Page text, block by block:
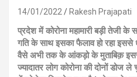
14/01/2022 Rakesh Prajapati
प्रदेश में कोरोना महामारी बड़ी तेजी
गति के साथ इसका फैलाव हो रहा इससे
वैसे अभी तक के आंकड़ो के मुताबिक़
ज्यादातर लोग कोरोना की दोनों